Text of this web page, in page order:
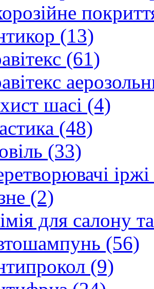
(13)
(61)
шасі (4)
(48)
(33)
(2)
для салону
(56)
(9)